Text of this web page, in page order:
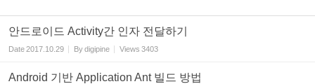
안드로이드 Activity간 인자 전달하기
Date2017.10.29 Bydigipine Views 3403
Android 기반 Application Ant 빌드 방법